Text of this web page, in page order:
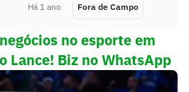
Há 1 ano Fora de Campo
no esporte em
Lance! Biz no WhatsApp